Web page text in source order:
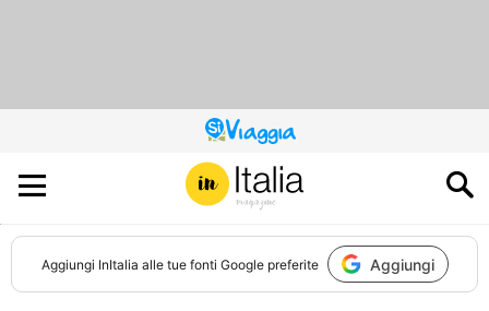
QUESTO
SITO
CONTRIBUISCE
ALL’AUDIENCE
DI
Aggiungi InItalia alle tue fonti Google preferite Aggiungi